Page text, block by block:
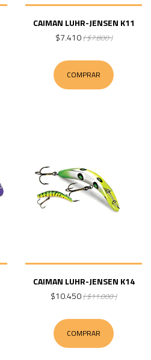
CAIMAN LUHR-JENSEN K11
$7.410( $7.800 )
COMPRAR
CAIMAN LUHR-JENSEN K14
$10.450( $11.000 )
COMPRAR